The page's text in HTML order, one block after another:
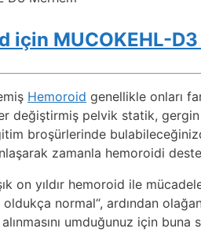
için MUCOKEHL-
Hemoroid genellikle onları
değiştirmiş pelvik statik,
broşürlerinde
zamanla hemoroidi
on yıldır hemoroid ile
oldukça normal“, ardından
umduğunuz için buna